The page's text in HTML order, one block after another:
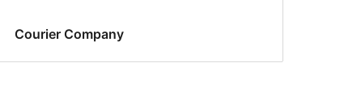
Courier Company